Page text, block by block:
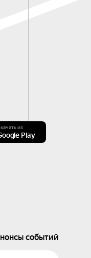
из
Play
событий